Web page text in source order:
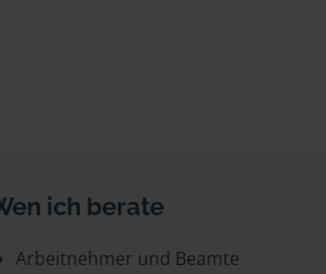
ich berate
Arbeitnehmer und Beamte